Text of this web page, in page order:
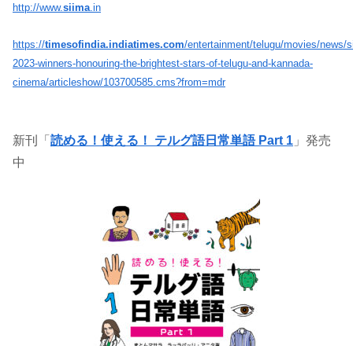
http://www.siima .in
https://timesofindia.indiatimes.com/entertainment/telugu/movies/news/
2023-winners-honouring-the-brightest-stars-of-telugu-and-kannada-
cinema/articleshow/103700585.cms?from=mdr
新刊「 読める！使える！ テルグ語日常単語 Part 1 」発売
中